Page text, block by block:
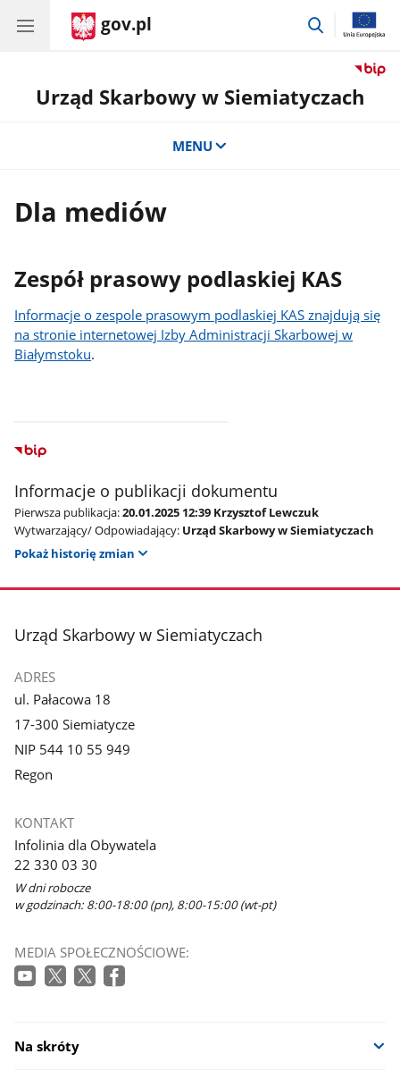
gov.pl
przejdź
Urząd Skarbowy w Siemiatyczach
MENU
Dla mediów
Zespół prasowy podlaskiej KAS
Informacje o zespole prasowym podlaskiej KAS znajdują się
na stronie internetowej Izby Administracji Skarbowej w
Białymstoku.
Informacje o publikacji dokumentu
Pierwsza publikacja:20.01.2025 12:39 Krzysztof Lewczuk
Wytwarzający/ Odpowiadający: Urząd Skarbowy w Siemiatyczach
Pokaż historię zmian
stopka
Urząd Skarbowy w Siemiatyczach
ADRES
ul. Pałacowa 18
17-300 Siemiatycze
NIP 544 10 55 949
Regon
KONTAKT
Infolinia dla Obywatela
22 330 03 30
W dni robocze
w godzinach: 8:00-18:00 (pn), 8:00-15:00 (wt-pt)
MEDIA SPOŁECZNOŚCIOWE:
Na skróty